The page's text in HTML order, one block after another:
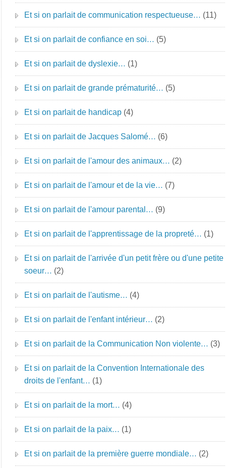
Et si on parlait de communication respectueuse… (11)
Et si on parlait de confiance en soi… (5)
Et si on parlait de dyslexie… (1)
Et si on parlait de grande prématurité… (5)
Et si on parlait de handicap (4)
Et si on parlait de Jacques Salomé… (6)
Et si on parlait de l'amour des animaux… (2)
Et si on parlait de l'amour et de la vie… (7)
Et si on parlait de l'amour parental… (9)
Et si on parlait de l'apprentissage de la propreté… (1)
Et si on parlait de l'arrivée d'un petit frère ou d'une petite
soeur… (2)
Et si on parlait de l'autisme… (4)
Et si on parlait de l'enfant intérieur… (2)
Et si on parlait de la Communication Non violente… (3)
Et si on parlait de la Convention Internationale des
droits de l'enfant… (1)
Et si on parlait de la mort… (4)
Et si on parlait de la paix… (1)
Et si on parlait de la première guerre mondiale… (2)